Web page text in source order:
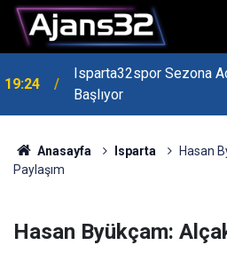
19:24
Isparta32spor Sezona
Başlıyor
19:22
Isparta Kredi Batağında
Anasayfa Isparta
Hasan
Paylaşım
Hasan Byükçam: